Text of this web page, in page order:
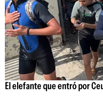
El elefante que entró por